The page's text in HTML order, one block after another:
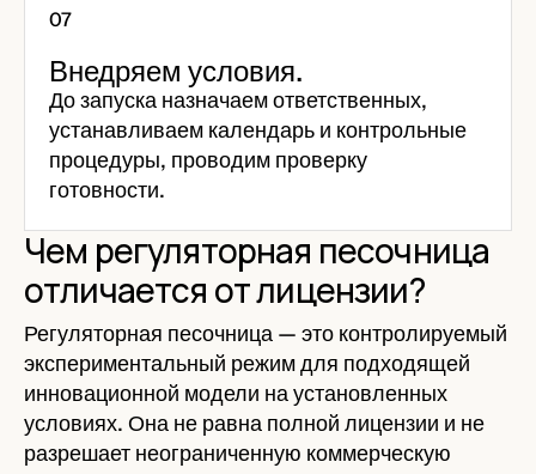
Внедряем условия.
До запуска назначаем ответственных,
устанавливаем календарь и контрольные
процедуры, проводим проверку
готовности.
Чем регуляторная песочница
отличается от лицензии?
Регуляторная песочница — это контролируемый
экспериментальный режим для подходящей
инновационной модели на установленных
условиях. Она не равна полной лицензии и не
разрешает неограниченную коммерческую